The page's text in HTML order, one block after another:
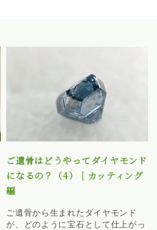
ご遺骨はどうやってダイヤモンド
になるの？（4）｜カッティング
編
ご遺骨から生まれたダイヤモンド
が、どのように宝石として仕上がっ